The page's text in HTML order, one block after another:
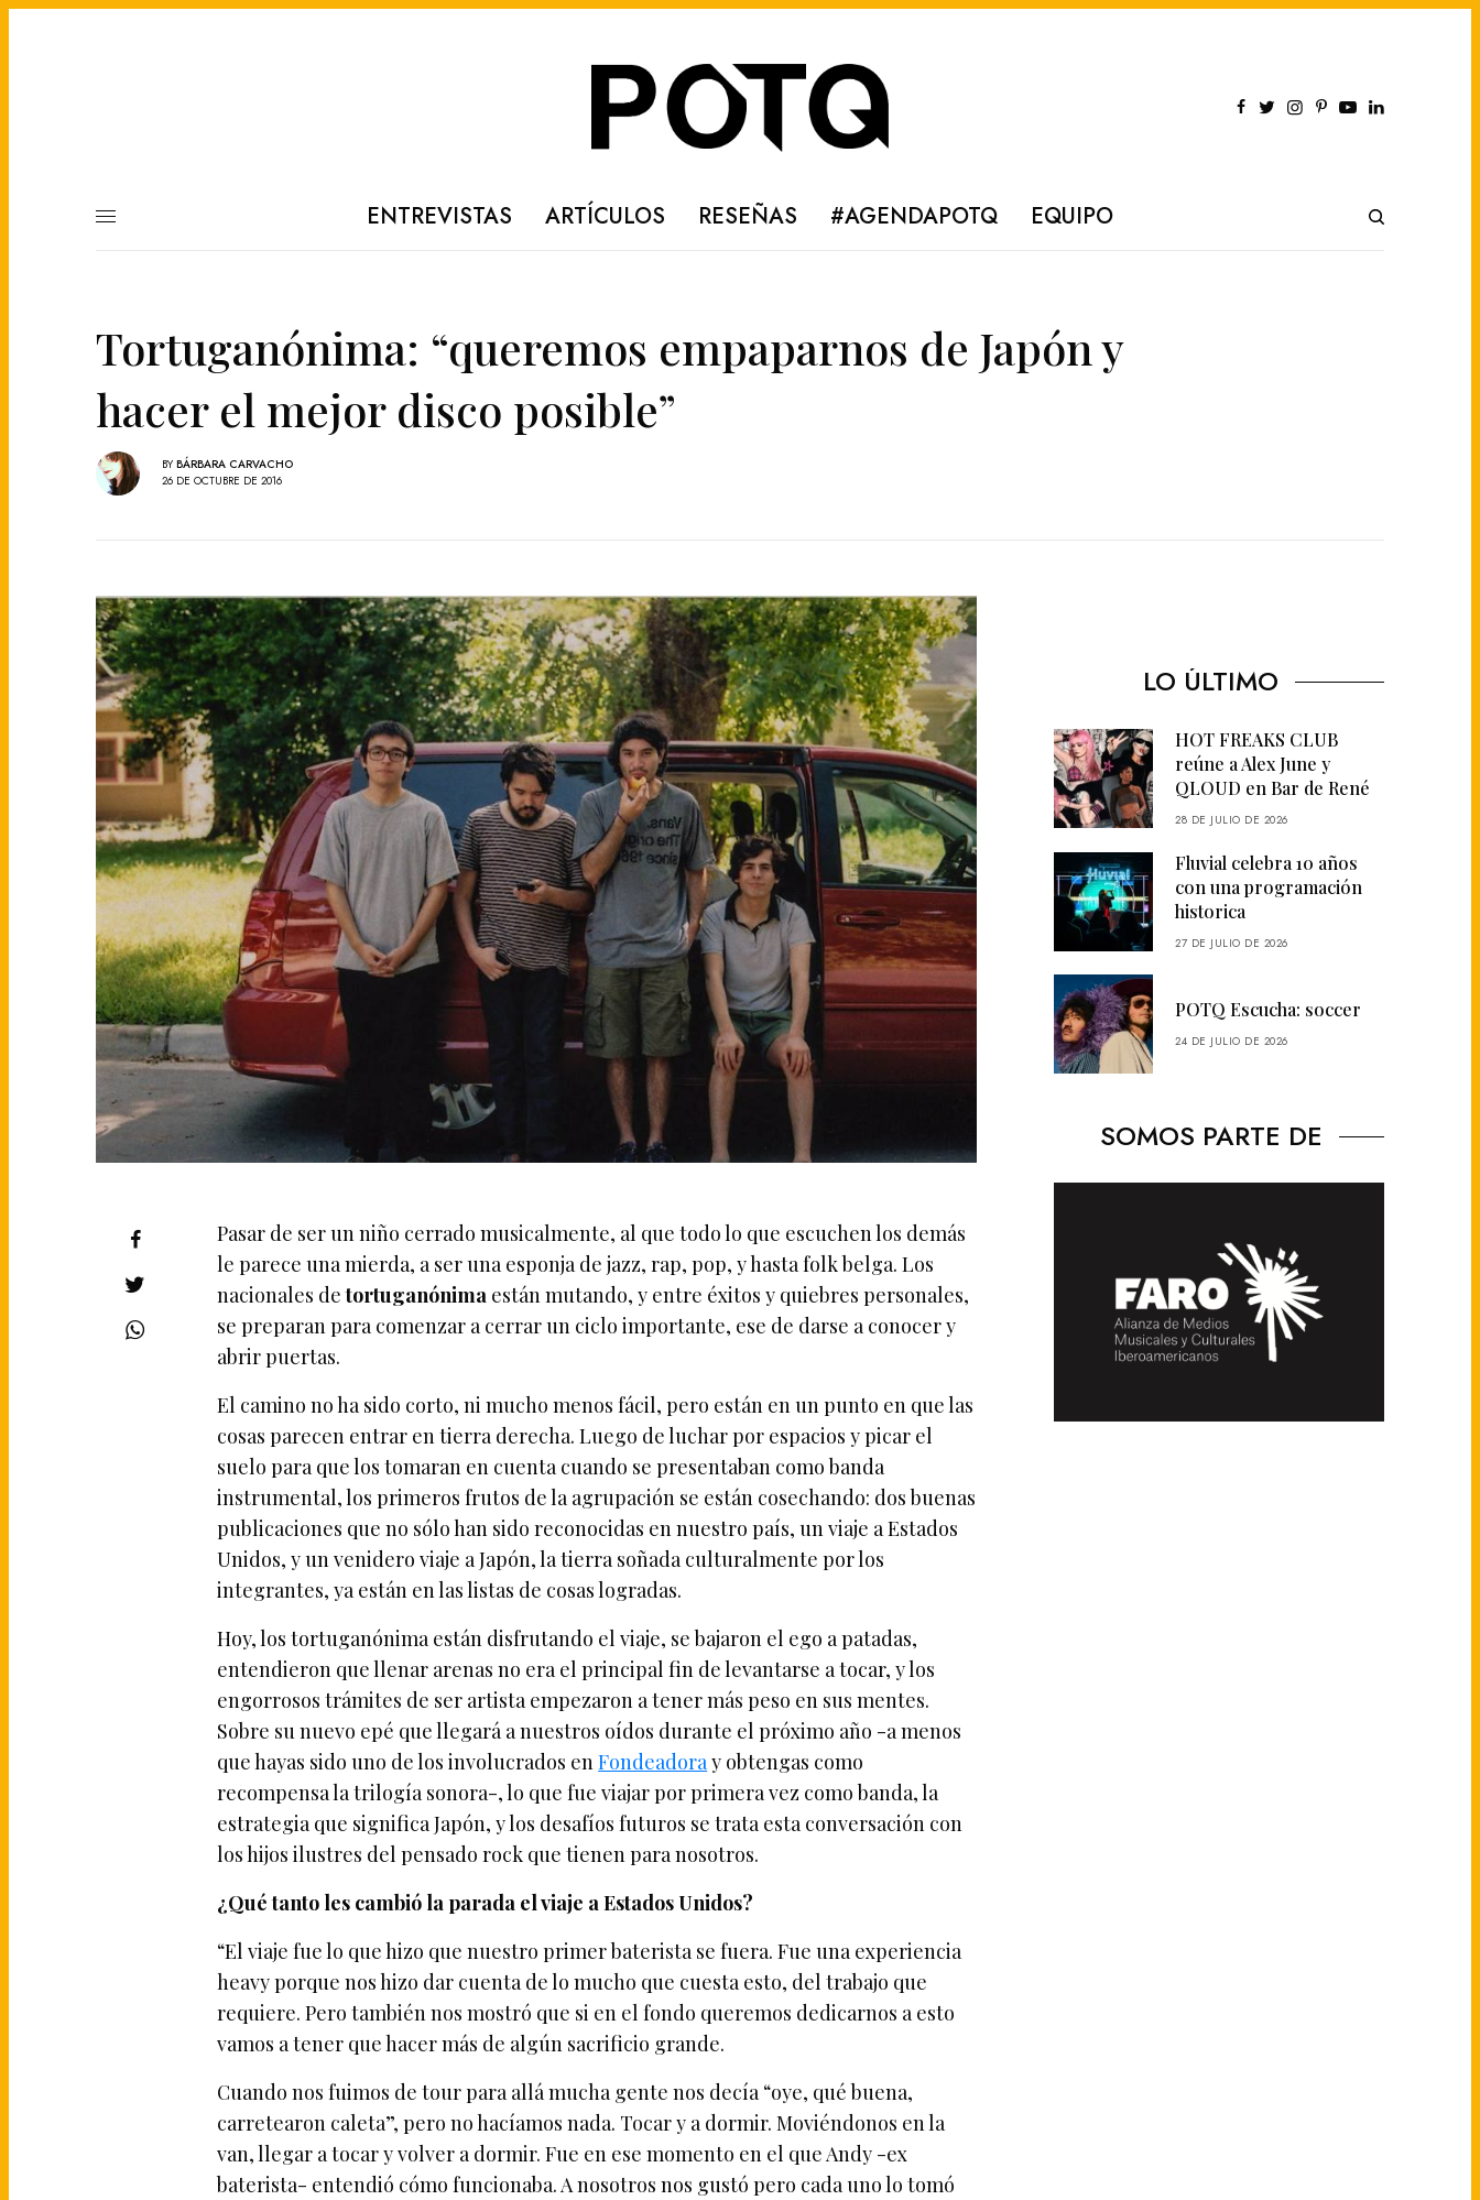
ENTREVISTAS ARTÍCULOS RESEÑAS #AGENDAPOTQ EQUIPO
Tortuganónima: “queremos empaparnos de Japón y
hacer el mejor disco posible”
BY BÁRBARA CARVACHO
26 DE OCTUBRE DE 2016
Pasar de ser un niño cerrado musicalmente, al que todo lo que escuchen los demás
le parece una mierda, a ser una esponja de jazz, rap, pop, y hasta folk belga. Los
nacionales detortuganónima están mutando, y entre éxitos y quiebres personales,
se preparan para comenzar a cerrar un ciclo importante, ese de darse a conocer y
abrir puertas.
El camino no ha sido corto, ni mucho menos fácil, pero están en un punto en que las
cosas parecen entrar en tierra derecha. Luego de luchar por espacios y picar el
suelo para que los tomaran en cuenta cuando se presentaban como banda
instrumental, los primeros frutos de la agrupación se están cosechando: dos buenas
publicaciones que no sólo han sido reconocidas en nuestro país, un viaje a Estados
Unidos, y un venidero viaje a Japón, la tierra soñada culturalmente por los
integrantes, ya están en las listas de cosas logradas.
Hoy, los tortuganónima están disfrutando el viaje, se bajaron el ego a patadas,
entendieron que llenar arenas no era el principal fin de levantarse a tocar, y los
engorrosos trámites de ser artista empezaron a tener más peso en sus mentes.
Sobre su nuevo epé que llegará a nuestros oídos durante el próximo año -a menos
que hayas sido uno de los involucrados enFondeadoray obtengas como
recompensa la trilogía sonora-, lo que fue viajar por primera vez como banda, la
estrategia que significa Japón, y los desafíos futuros se trata esta conversación con
los hijos ilustres del pensado rock que tienen para nosotros.
¿Qué tanto les cambió la parada el viaje a Estados Unidos?
“El viaje fue lo que hizo que nuestro primer baterista se fuera. Fue una experiencia
heavy porque nos hizo dar cuenta de lo mucho que cuesta esto, del trabajo que
requiere. Pero también nos mostró que si en el fondo queremos dedicarnos a esto
vamos a tener que hacer más de algún sacrificio grande.
Cuando nos fuimos de tour para allá mucha gente nos decía “oye, qué buena,
carretearon caleta”, pero no hacíamos nada. Tocar y a dormir. Moviéndonos en la
van, llegar a tocar y volver a dormir. Fue en ese momento en el que Andy -ex
baterista- entendió cómo funcionaba. A nosotros nos gustó pero cada uno lo tomó
LO ÚLTIMO
HOT FREAKS CLUB
reúne a Alex June y
QLOUD en Bar de René
28 DE JULIO DE 2026
Fluvial celebra 10 años
con una programación
historica
27 DE JULIO DE 2026
POTQ Escucha: soccer
24 DE JULIO DE 2026
SOMOS PARTE DE